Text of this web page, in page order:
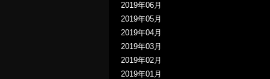
2019年06月
2019年05月
2019年04月
2019年03月
2019年02月
2019年01月